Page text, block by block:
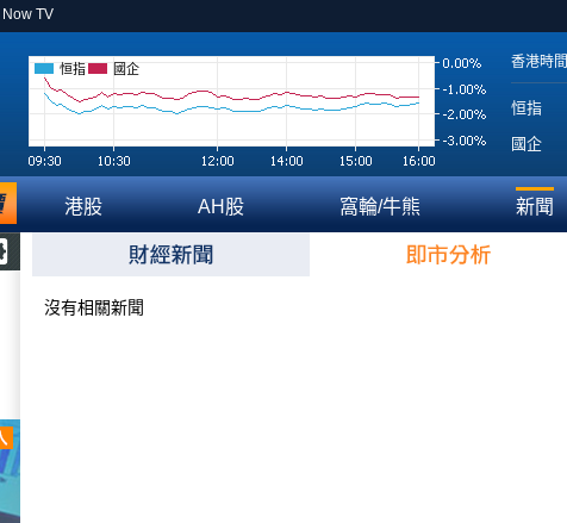
Now TV
恒指 國企 香港時間
恒指
國企
港股 AH股 窩輪/牛熊 新聞
沒有相關新聞